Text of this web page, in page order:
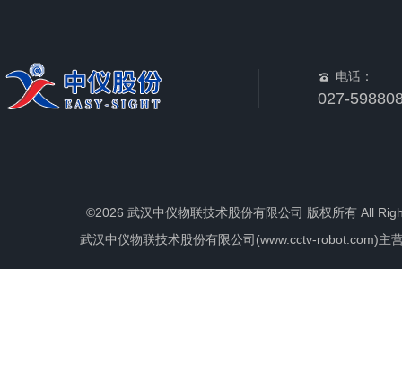
电话：
027-
©2026 武汉中仪物联技术股份有限公司 版权所有 All
武汉中仪物联技术股份有限公司(www.cctv-robot.com)主